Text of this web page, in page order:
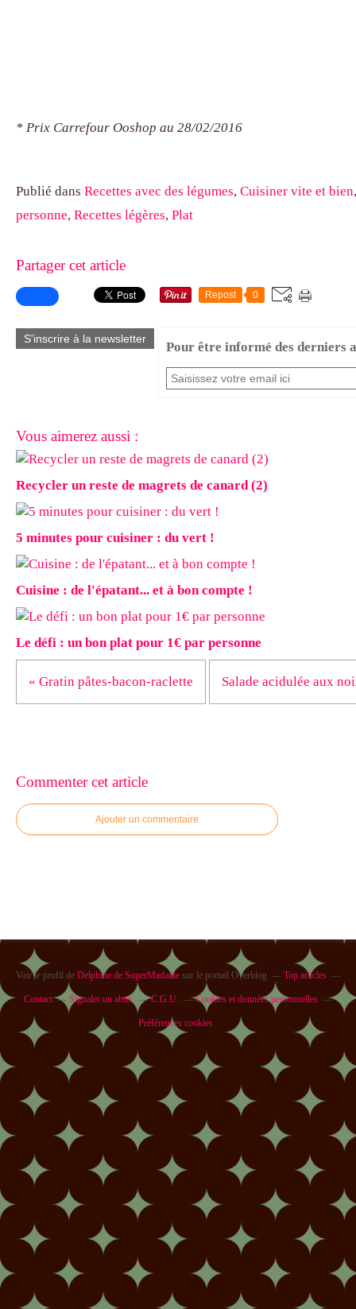
* Prix Carrefour Ooshop au 28/02/2016
Publié dans Recettes avec des légumes, Cuisiner vite et bien
personne, Recettes légères, Plat
Partager cet article
Repost 0
S'inscrire à la newsletter
Pour être informé des derniers
Vous aimerez aussi :
Recycler un reste de magrets de canard (2)
5 minutes pour cuisiner : du vert !
Cuisine : de l'épatant... et à bon compte !
Le défi : un bon plat pour 1€ par personne
« Gratin pâtes-bacon-raclette Salade acidulée aux
Commenter cet article
Ajouter un commentaire
Voir le profil de Delphine de SuperMadamesur le portail Overblog Top articles
Contact Signaler un abus C.G.U. Cookies et données personnelles
Préférences cookies